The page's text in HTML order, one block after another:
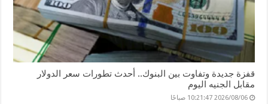
قفزة جديدة وتفاوت بين البنوك.. أحدث تطورات سعر الدولار
مقابل الجنيه اليوم
2026/08/06 10:21:47 صباحًا